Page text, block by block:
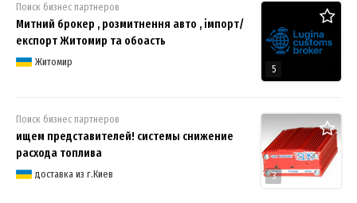
5
Поиск бизнес партнеров
Митний брокер , розмитнення авто , імпорт/
експорт Житомир та обоасть
Житомир
3
Поиск бизнес партнеров
ищем представителей! системы снижение
расхода топлива
доставка из г.Киев